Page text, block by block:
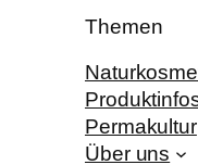
Themen
Permakultur
Über uns